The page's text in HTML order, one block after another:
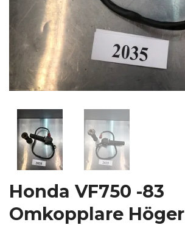
Honda VF750 -83
Omkopplare Höger